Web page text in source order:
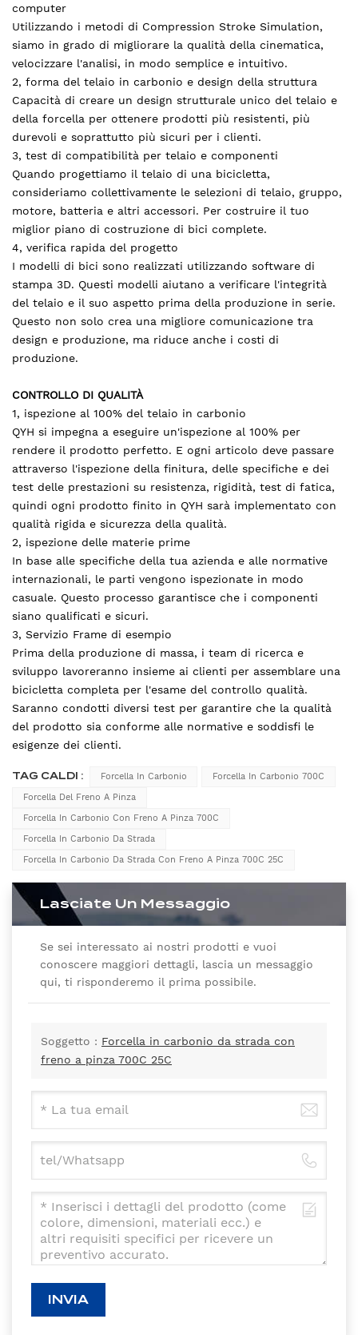
computer
Utilizzando i metodi di Compression Stroke Simulation,
siamo in grado di migliorare la qualità della cinematica,
velocizzare l'analisi, in modo semplice e intuitivo.
2, forma del telaio in carbonio e design della struttura
Capacità di creare un design strutturale unico del telaio e
della forcella per ottenere prodotti più resistenti, più
durevoli e soprattutto più sicuri per i clienti.
3, test di compatibilità per telaio e componenti
Quando progettiamo il telaio di una bicicletta,
consideriamo collettivamente le selezioni di telaio, gruppo,
motore, batteria e altri accessori. Per costruire il tuo
miglior piano di costruzione di bici complete.
4, verifica rapida del progetto
I modelli di bici sono realizzati utilizzando software di
stampa 3D. Questi modelli aiutano a verificare l'integrità
del telaio e il suo aspetto prima della produzione in serie.
Questo non solo crea una migliore comunicazione tra
design e produzione, ma riduce anche i costi di
produzione.
CONTROLLO DI QUALITÀ
1, ispezione al 100% del telaio in carbonio
QYH si impegna a eseguire un'ispezione al 100% per
rendere il prodotto perfetto. E ogni articolo deve passare
attraverso l'ispezione della finitura, delle specifiche e dei
test delle prestazioni su resistenza, rigidità, test di fatica,
quindi ogni prodotto finito in QYH sarà implementato con
qualità rigida e sicurezza della qualità.
2, ispezione delle materie prime
In base alle specifiche della tua azienda e alle normative
internazionali, le parti vengono ispezionate in modo
casuale. Questo processo garantisce che i componenti
siano qualificati e sicuri.
3, Servizio Frame di esempio
Prima della produzione di massa, i team di ricerca e
sviluppo lavoreranno insieme ai clienti per assemblare una
bicicletta completa per l'esame del controllo qualità.
Saranno condotti diversi test per garantire che la qualità
del prodotto sia conforme alle normative e soddisfi le
esigenze dei clienti.
TAG CALDI : Forcella In Carbonio
Forcella In Carbonio 700C
Forcella Del Freno A Pinza
Forcella In Carbonio Con Freno A Pinza 700C
Forcella In Carbonio Da Strada
Forcella In Carbonio Da Strada Con Freno A Pinza 700C 25C
Lasciate Un Messaggio
Se sei interessato ai nostri prodotti e vuoi
conoscere maggiori dettagli, lascia un messaggio
qui, ti risponderemo il prima possibile.
Soggetto : Forcella in carbonio da strada con
freno a pinza 700C 25C
INVIA